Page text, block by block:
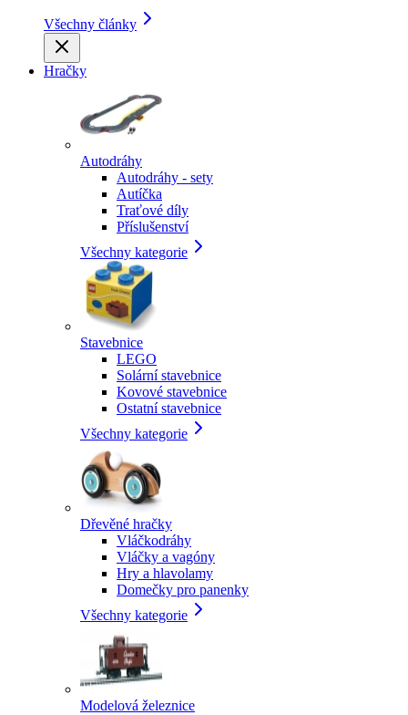
Všechny články
Hračky
Autodráhy
Autodráhy - sety
Autíčka
Traťové díly
Příslušenství
Všechny kategorie
Stavebnice
LEGO
Solární stavebnice
Kovové stavebnice
Ostatní stavebnice
Všechny kategorie
Dřevěné hračky
Vláčkodráhy
Vláčky a vagóny
Hry a hlavolamy
Domečky pro panenky
Všechny kategorie
Modelová železnice